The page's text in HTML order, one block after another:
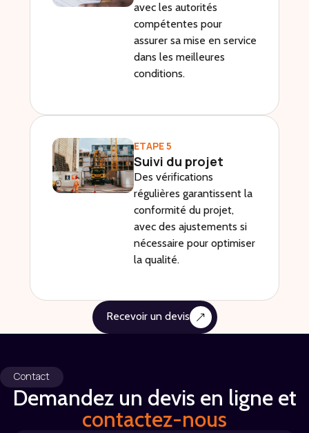
avec les autorités
compétentes pour
assurer sa mise en service
dans les meilleures
conditions.
ETAPE 5
Suivi du projet
Des vérifications
régulières garantissent la
conformité du projet,
avec des ajustements si
nécessaire pour optimiser
la qualité.
Recevoir un devis
Contact
Demandez un devis en ligne et
contactez-nous